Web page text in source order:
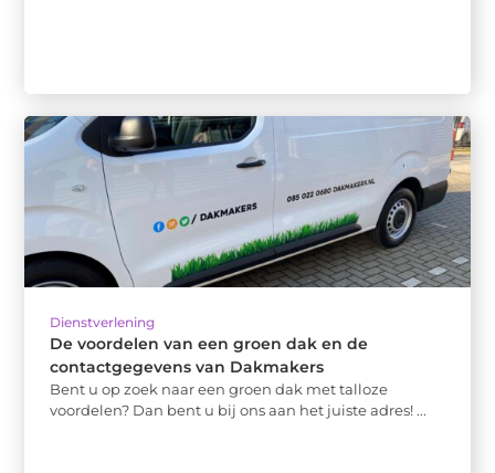
Dienstverlening
De voordelen van een groen dak en de
contactgegevens van Dakmakers
Bent u op zoek naar een groen dak met talloze
voordelen? Dan bent u bij ons aan het juiste adres! ...